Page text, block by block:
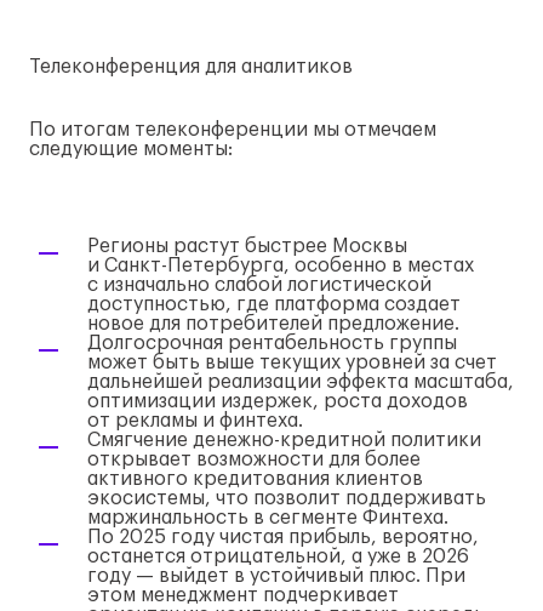
Телеконференция для аналитиков
По итогам телеконференции мы отмечаем
следующие моменты:
Регионы растут быстрее Москвы
и Санкт-Петербурга, особенно в местах
с изначально слабой логистической
доступностью, где платформа создает
новое для потребителей предложение.
Долгосрочная рентабельность группы
может быть выше текущих уровней за счет
дальнейшей реализации эффекта масштаба,
оптимизации издержек, роста доходов
от рекламы и финтеха.
Смягчение денежно-кредитной политики
открывает возможности для более
активного кредитования клиентов
экосистемы, что позволит поддерживать
маржинальность в сегменте Финтеха.
По 2025 году чистая прибыль, вероятно,
останется отрицательной, а уже в 2026
году — выйдет в устойчивый плюс. При
этом менеджмент подчеркивает